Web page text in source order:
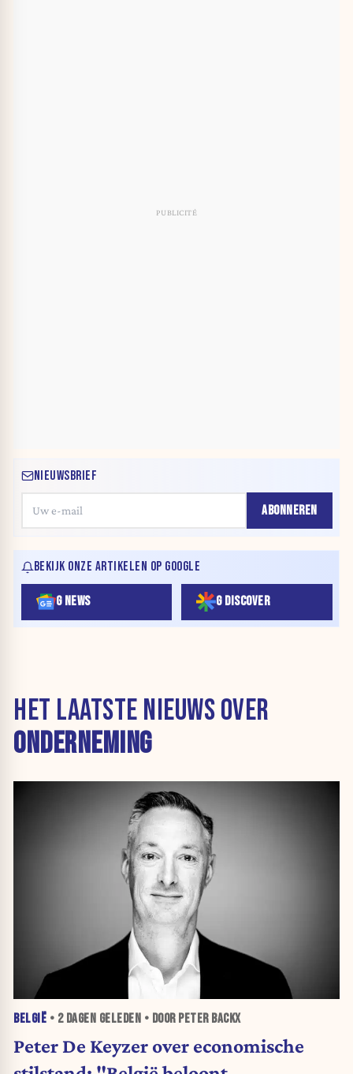
NIEUWSBRIEF
ABONNEREN
BEKIJK ONZE ARTIKELEN OP GOOGLE
G NEWS G DISCOVER
HET LAATSTE NIEUWS OVER
ONDERNEMING
BELGIË • 2 DAGEN GELEDEN • DOOR PETER BACKX
Peter De Keyzer over economische